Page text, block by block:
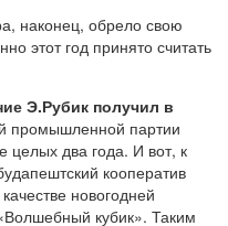
наконец, обрело свою
этот год принято считать
Э.Рубик получил в
промышленной партии
целых два года. И вот, к
кооператив
новогодней
кубик». Таким